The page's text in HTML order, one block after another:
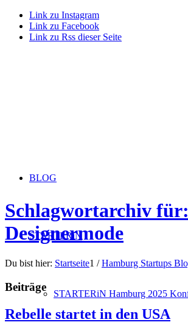
Link zu Instagram
Link zu Facebook
Link zu Rss dieser Seite
BLOG
STARTERiN
STARTERiN Hamburg 2025
Schlagwortarchiv für:
Designermode
Du bist hier: Startseite1 / Hamburg Startups
Beiträge
Rebelle startet in den USA